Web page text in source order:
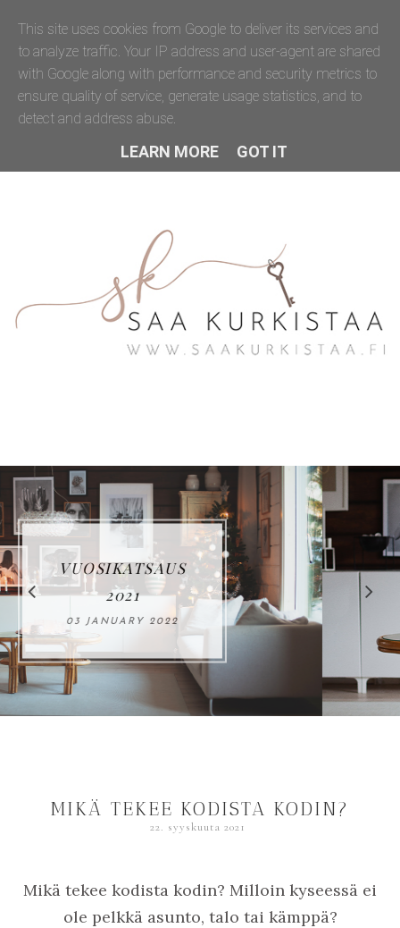
MIKÄ TEKEE
KODISTA KODIN?
22 SEPTEMBER 2021
MIKÄ TEKEE KODISTA KODIN?
22. syyskuuta 2021
Mikä tekee kodista kodin? Milloin kyseessä ei
ole pelkkä asunto, talo tai kämppä?
This site uses cookies from Google to deliver its services and
to analyze traffic. Your IP address and user-agent are shared
with Google along with performance and security metrics to
ensure quality of service, generate usage statistics, and to
detect and address abuse.
LEARN MORE GOT IT